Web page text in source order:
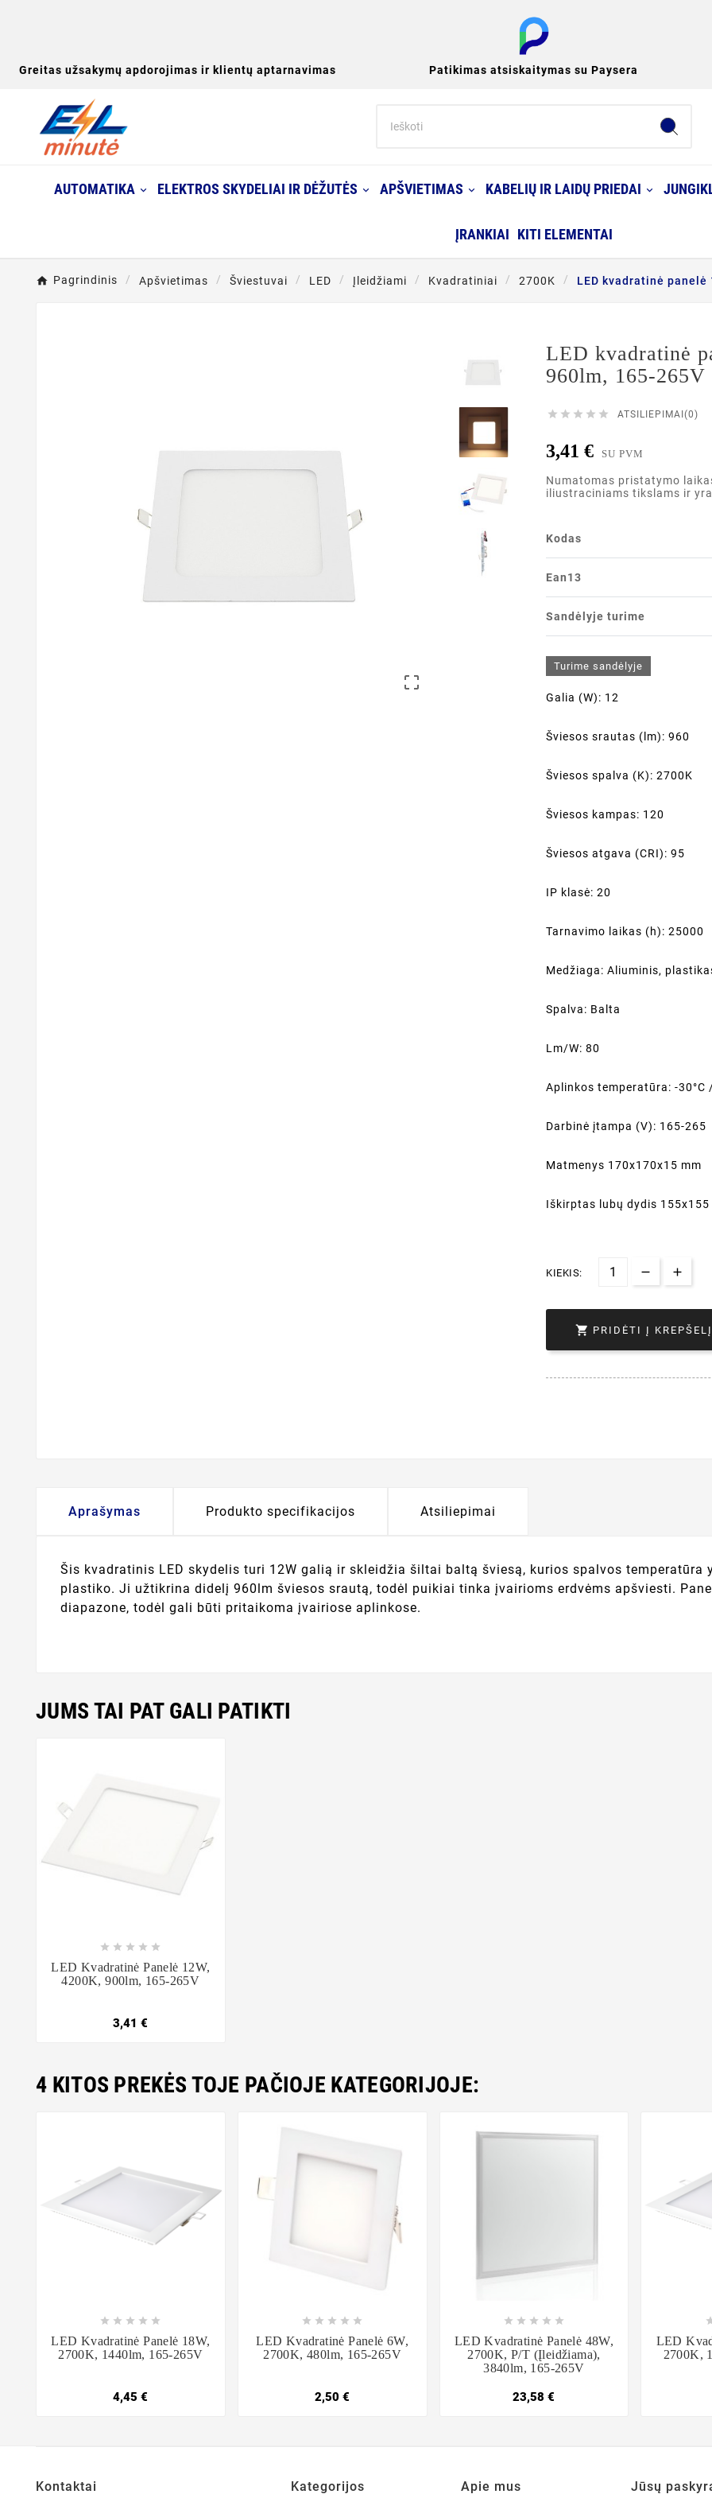
Greitas užsakymų apdorojimas ir klientų aptarnavimas Patikimas atsiskaitymas su Paysera
AUTOMATIKA ELEKTROS SKYDELIAI IR DĖŽUTĖS APŠVIETIMAS KABELIŲ IR LAIDŲ PRIEDAI
ĮRANKIAI KITI ELEMENTAI
Pagrindinis Apšvietimas Šviestuvai LED Įleidžiami Kvadratiniai 2700K LED kvadratinė panelė

LED kvadratinė
960lm, 165-265V
     ATSILIEPIMAI(0)
3,41 € SU PVM
Numatomas pristatymo
iliustraciniams tikslams ir
Kodas
Ean13
Sandėlyje turime
Turime sandėlyje
Galia (W): 12
Šviesos srautas (lm): 960
Šviesos spalva (K): 2700K
Šviesos kampas: 120
Šviesos atgava (CRI): 95
IP klasė: 20
Tarnavimo laikas (h): 25000
Medžiaga: Aliuminis,
Spalva: Balta
Lm/W: 80
Aplinkos temperatūra: -30°C
Darbinė įtampa (V): 165-265
Matmenys 170x170x15 mm
Iškirptas lubų dydis 155x155
KIEKIS:
 PRIDĖTI Į KREPŠELĮ
Aprašymas Produkto specifikacijos Atsiliepimai
Šis kvadratinis LED skydelis turi 12W galią ir skleidžia šiltai baltą šviesą, kurios spalvos
plastiko. Ji užtikrina didelį 960lm šviesos srautą, todėl puikiai tinka įvairioms erdvėms apšviesti.
diapazone, todėl gali būti pritaikoma įvairiose aplinkose.
JUMS TAI PAT GALI PATIKTI
    
LED Kvadratinė Panelė 12W,
4200K, 900lm, 165-265V
3,41 €
4 KITOS PREKĖS TOJE PAČIOJE KATEGORIJOJE:
    
LED Kvadratinė Panelė 18W,
2700K, 1440lm, 165-265V
4,45 €
    
LED Kvadratinė Panelė 6W,
2700K, 480lm, 165-265V
2,50 €
    
LED Kvadratinė Panelė 48W,
2700K, P/t (įleidžiama),
3840lm, 165-265V
23,58 €
LED
2700K,
Kontaktai Kategorijos Apie mus Jūsų